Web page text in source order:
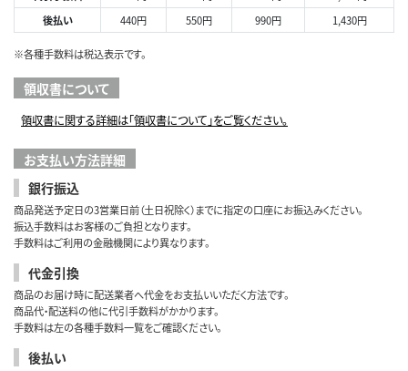
後払い
440円 550円 990円 1,430円
※各種手数料は税込表示です。
領収書について
領収書に関する詳細は「領収書について」をご覧ください。
お支払い方法詳細
銀行振込
商品発送予定日の3営業日前（土日祝除く）までに指定の口座にお振込みください。
振込手数料はお客様のご負担となります。
手数料はご利用の金融機関により異なります。
代金引換
商品のお届け時に配送業者へ代金をお支払いいただく方法です。
商品代・配送料の他に代引手数料がかかります。
手数料は左の各種手数料一覧をご確認ください。
後払い